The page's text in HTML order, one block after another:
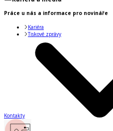
Práce u nás a informace pro novináře
Kariéra
Tiskové zprávy
Kontakty